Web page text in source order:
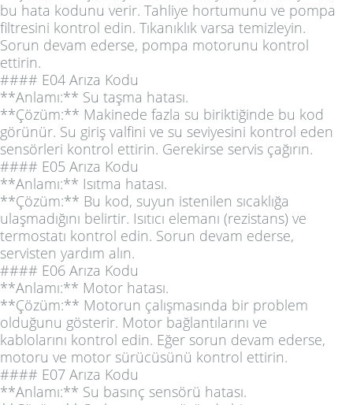
bu hata kodunu verir. Tahliye hortumunu ve pompa
filtresini kontrol edin. Tıkanıklık varsa temizleyin.
Sorun devam ederse, pompa motorunu kontrol
ettirin.
#### E04 Arıza Kodu
**Anlamı:** Su taşma hatası.
**Çözüm:** Makinede fazla su biriktiğinde bu kod
görünür. Su giriş valfini ve su seviyesini kontrol eden
sensörleri kontrol ettirin. Gerekirse servis çağırın.
#### E05 Arıza Kodu
**Anlamı:** Isıtma hatası.
**Çözüm:** Bu kod, suyun istenilen sıcaklığa
ulaşmadığını belirtir. Isıtıcı elemanı (rezistans) ve
termostatı kontrol edin. Sorun devam ederse,
servisten yardım alın.
#### E06 Arıza Kodu
**Anlamı:** Motor hatası.
**Çözüm:** Motorun çalışmasında bir problem
olduğunu gösterir. Motor bağlantılarını ve
kablolarını kontrol edin. Eğer sorun devam ederse,
motoru ve motor sürücüsünü kontrol ettirin.
#### E07 Arıza Kodu
**Anlamı:** Su basınç sensörü hatası.